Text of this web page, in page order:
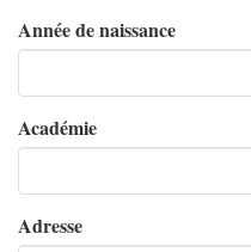
Année de naissance
Académie
Adresse